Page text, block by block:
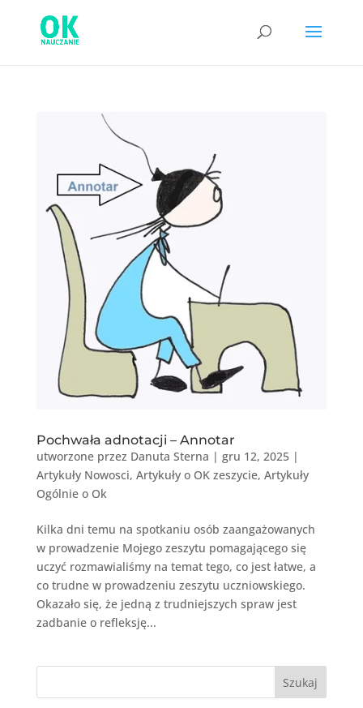
Pochwała adnotacji – Annotar
utworzone przez Danuta Sterna | gru 12, 2025|
Artykuły Nowosci, Artykuły o OK zeszycie, Artykuły
Ogólnie o Ok
Kilka dni temu na spotkaniu osób zaangażowanych
w prowadzenie Mojego zeszytu pomagającego się
uczyć rozmawialiśmy na temat tego, co jest łatwe, a
co trudne w prowadzeniu zeszytu uczniowskiego.
Okazało się, że jedną z trudniejszych spraw jest
zadbanie o refleksję...
Szukaj